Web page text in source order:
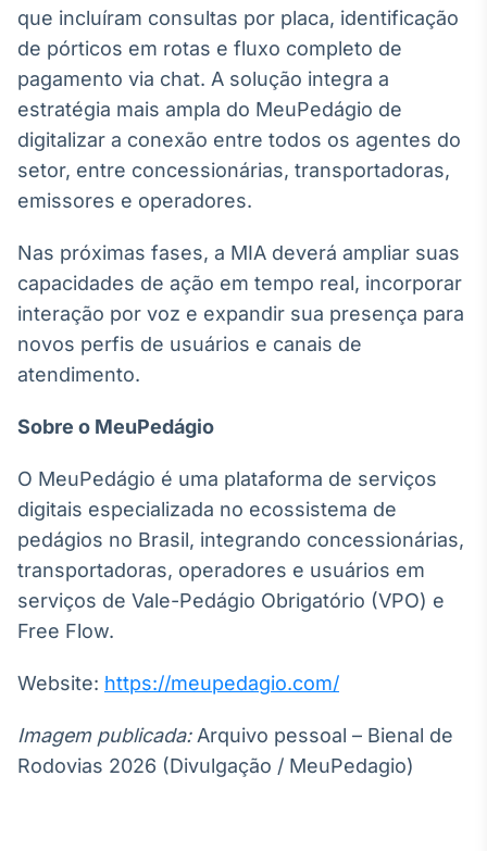
que incluíram consultas por placa, identificação
de pórticos em rotas e fluxo completo de
pagamento via chat. A solução integra a
estratégia mais ampla do MeuPedágio de
digitalizar a conexão entre todos os agentes do
setor, entre concessionárias, transportadoras,
emissores e operadores.
Nas próximas fases, a MIA deverá ampliar suas
capacidades de ação em tempo real, incorporar
interação por voz e expandir sua presença para
novos perfis de usuários e canais de
atendimento.
Sobre o MeuPedágio
O MeuPedágio é uma plataforma de serviços
digitais especializada no ecossistema de
pedágios no Brasil, integrando concessionárias,
transportadoras, operadores e usuários em
serviços de Vale-Pedágio Obrigatório (VPO) e
Free Flow.
Website: https://meupedagio.com/
Imagem publicada:Arquivo pessoal – Bienal de
Rodovias 2026 (Divulgação / MeuPedagio)